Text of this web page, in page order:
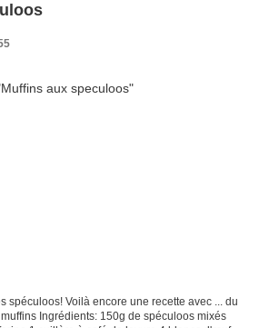
spéculoos! Voilà encore une recette avec ... du
Ingrédients: 150g de spéculoos mixés